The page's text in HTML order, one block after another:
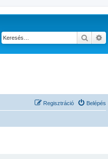
Keresés
Belépés
Regisztráció